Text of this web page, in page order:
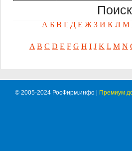
А Б В Г Д Е Ж З И К Л М
A B C D E F G H I J K L M N
© 2005-2024 РосФирм.инфо | Премиум